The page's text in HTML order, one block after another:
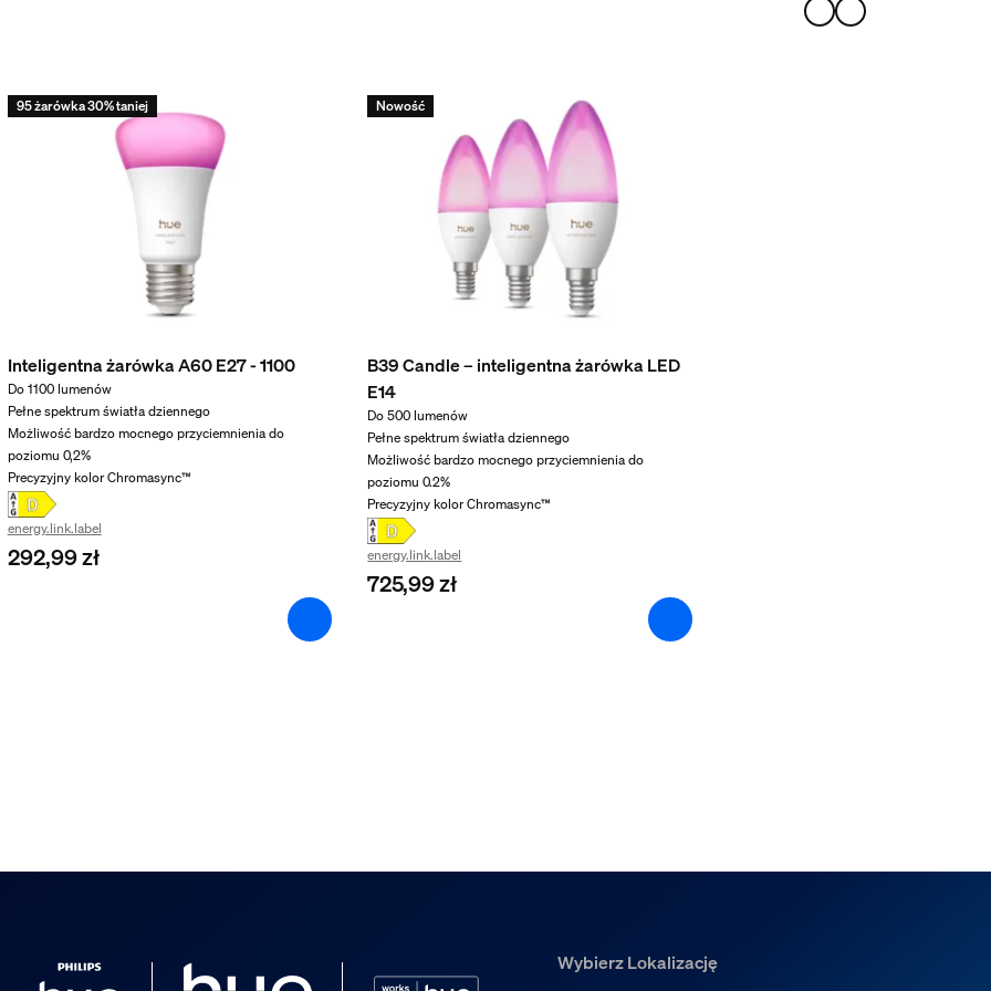
w zestawie
95 żarówka 30% taniej
Inteligentna żarówka A60 E27 - 1100
Do 1100 lumenów
Pełne spektrum światła dziennego
Możliwość bardzo mocnego przyciemnienia do
poziomu 0,2%
Precyzyjny kolor Chromasync™
energy.link.label
292,99 zł
Nowość
B39 Candle – inteligentna żarówka LED
E14
Do 500 lumenów
Pełne spektrum światła dziennego
Możliwość bardzo mocnego przyciemnienia do
poziomu 0.2%
Precyzyjny kolor Chromasync™
energy.link.label
725,99 zł
Wybierz Lokalizację